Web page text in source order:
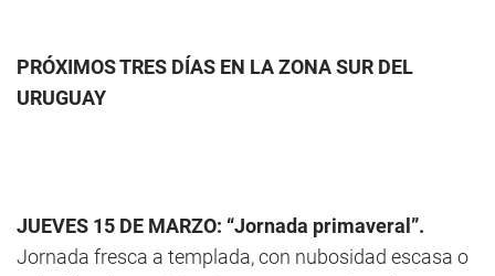
PRÓXIMOS TRES DÍAS EN LA ZONA SUR DEL
URUGUAY
JUEVES 15 DE MARZO: “Jornada primaveral”.
Jornada fresca a templada, con nubosidad escasa o